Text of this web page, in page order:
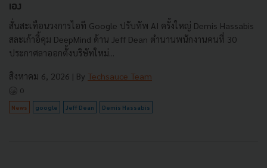
เอง
สั่นสะเทือนวงการไอที Google ปรับทัพ AI ครั้งใหญ่ Demis Hassabis
สละเก้าอี้คุม DeepMind ด้าน Jeff Dean ตำนานพนักงานคนที่ 30
ประกาศลาออกตั้งบริษัทใหม่...
สิงหาคม 6, 2026 | By Techsauce Team
0
News google Jeff Dean Demis Hassabis